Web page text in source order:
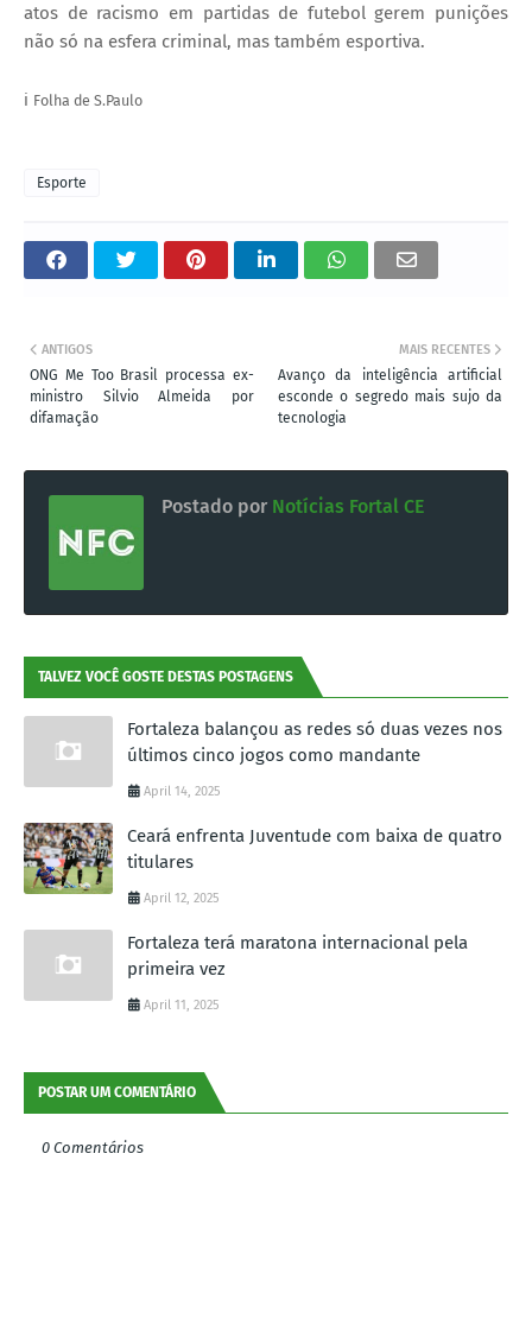
atos de racismo em partidas de futebol gerem punições
não só na esfera criminal, mas também esportiva.
ℹ️ Folha de S.Paulo
Esporte
MAIS RECENTES
Avanço da inteligência artificial
esconde o segredo mais sujo da
tecnologia
ANTIGOS
ONG Me Too Brasil processa ex-
ministro Silvio Almeida por
difamação
Postado por Notícias Fortal CE
TALVEZ VOCÊ GOSTE DESTAS POSTAGENS
Fortaleza balançou as redes só duas vezes nos
últimos cinco jogos como mandante
April 14, 2025
Ceará enfrenta Juventude com baixa de quatro
titulares
April 12, 2025
Fortaleza terá maratona internacional pela
primeira vez
April 11, 2025
POSTAR UM COMENTÁRIO
0 Comentários